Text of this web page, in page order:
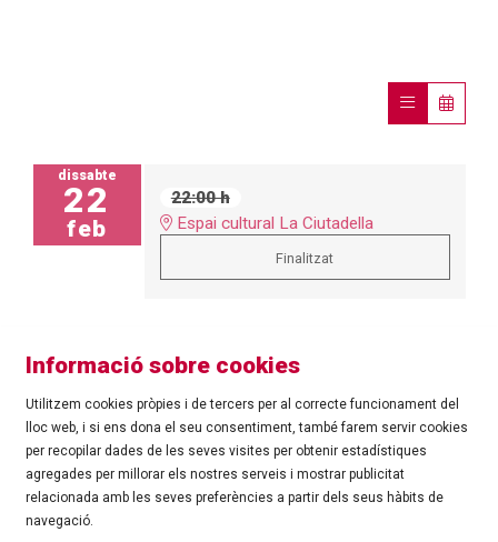
dissabte
22
feb
22:00 h
Espai cultural La Ciutadella
Finalitzat
©Ajuntament de Roses| C/ Tarragona, 81 | 17480 ROSES
Tel.: 972 25 24 00 |cultura@roses.cat
Informació sobre cookies
Utilitzem cookies pròpies i de tercers per al correcte funcionament del
lloc web, i si ens dona el seu consentiment, també farem servir cookies
per recopilar dades de les seves visites per obtenir estadístiques
agregades per millorar els nostres serveis i mostrar publicitat
relacionada amb les seves preferències a partir dels seus hàbits de
navegació.